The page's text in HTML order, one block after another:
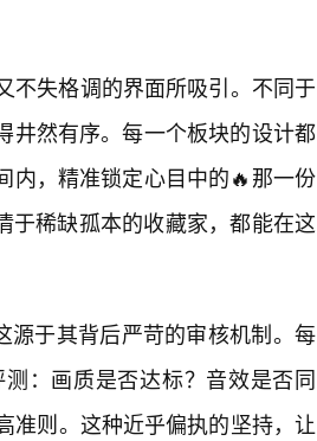
不失格调的界面所吸引。不同于
井然有序。每一个板块的设计都
内，精准锁定心目中的🔥那一份
于稀缺孤本的收藏家，都能在这
源于其背后严苛的审核机制。每
：画质是否达标？音效是否同
准则。这种近乎偏执的坚持，让